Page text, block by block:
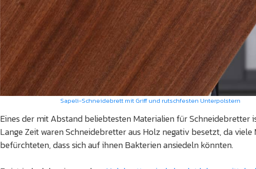
Sapeli-Schneidebrett mit Griff und rutschfesten Unterpolstern
Eines der mit Abstand beliebtesten Materialien für Schneidebretter
Lange Zeit waren Schneidebretter aus Holz negativ besetzt, da viele
befürchteten, dass sich auf ihnen Bakterien ansiedeln könnten.